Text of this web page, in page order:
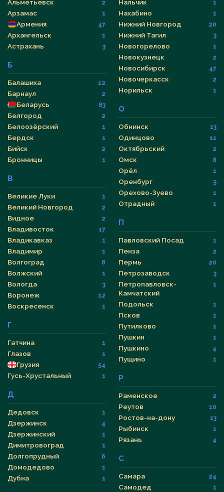
Альметьевск 2
Арзамас 1
Армения 47
Архангельск 1
Астрахань 3
Б
Балашиха 12
Барнаул 2
Беларусь 83
Белгород 2
Белоозёрский 1
Бердск 1
Бийск 2
Бронницы 1
В
Великие Луки 1
Великий Новгород 2
Видное 2
Владивосток 17
Владикавказ 1
Владимир 1
Волгоград 8
Волжский 1
Вологда 3
Воронеж 12
Воскресенск 1
Г
Гатчина 1
Глазов 1
Грузия 54
Гусь-Хрустальный 1
Д
Дедовск 1
Дзержинск 4
Дзержинский 1
Димитровоград 1
Долгопрудный 6
Домодедово 1
Дубна 1
Нальчик 1
Нахабино 1
Нижний Новгород 20
Нижний Тагил 3
Новогорелово 1
Новокузнецк 2
Новосибирск 47
Новочеркасск 2
Норильск 1
О
Обнинск 13
Одинцово 11
Октябрьский 2
Омск 8
Орёл 1
Оренбург 5
Орехово-Зуево 1
Отрадный 1
П
Павловский Посад 1
Пенза 2
Пермь 20
Петрозаводск 3
Петропавловск-
Камчатский
1
Подольск 1
Псков 1
Путилково 1
Пушкин 1
Пушкино 4
Пущино 1
Р
Раменское 2
Реутов 10
Ростов-на-дону 13
Рыбинск 1
Рязань 4
С
Самара 24
Самодед 1